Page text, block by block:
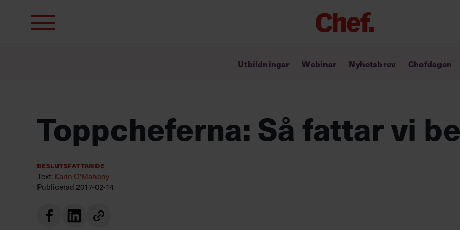
efter: Chefakademin+
Lyft ditt ledarskap med C+
Ledarskapstest
Chef GPT – din chefsassistent i
Utbildningar Webinar Nyhetsbrev Chefdagen
Toppcheferna: Så fattar vi
Beslutsfattande
Text:Karin O'Mahony
Publicerad 2017-02-14